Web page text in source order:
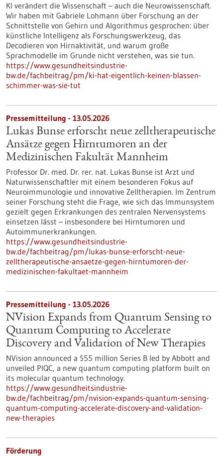
KI verändert die Wissenschaft – auch die Neurowissenschaft.
Wir haben mit Gabriele Lohmann über Forschung an der
Schnittstelle von Gehirn und Algorithmus gesprochen: über
künstliche Intelligenz als Forschungswerkzeug, das
Decodieren von Hirnaktivität, und warum große
Sprachmodelle im Grunde nicht verstehen, was sie tun.
https://www.gesundheitsindustrie-
bw.de/fachbeitrag/pm/ki-hat-eigentlich-keinen-blassen-
schimmer-was-sie-tut
Pressemitteilung - 13.05.2026
Lukas Bunse erforscht neue zelltherapeutische
Ansätze gegen Hirntumoren an der
Medizinischen Fakultät Mannheim
Professor Dr. med. Dr. rer. nat. Lukas Bunse ist Arzt und
Naturwissenschaftler mit einem besonderen Fokus auf
Neuroimmunologie und innovative Zelltherapien. Im Zentrum
seiner Forschung steht die Frage, wie sich das Immunsystem
gezielt gegen Erkrankungen des zentralen Nervensystems
einsetzen lässt – insbesondere bei Hirntumoren und
Autoimmunerkrankungen.
https://www.gesundheitsindustrie-
bw.de/fachbeitrag/pm/lukas-bunse-erforscht-neue-
zelltherapeutische-ansaetze-gegen-hirntumoren-der-
medizinischen-fakultaet-mannheim
Pressemitteilung - 13.05.2026
NVision Expands from Quantum Sensing to
Quantum Computing to Accelerate
Discovery and Validation of New Therapies
NVision announced a $55 million Series B led by Abbott and
unveiled PIQC, a new quantum computing platform built on
its molecular quantum technology.
https://www.gesundheitsindustrie-
bw.de/fachbeitrag/pm/nvision-expands-quantum-sensing-
quantum-computing-accelerate-discovery-and-validation-
new-therapies
Förderung